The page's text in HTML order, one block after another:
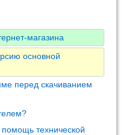
магазина
основной
перед скачиванием
технической